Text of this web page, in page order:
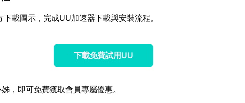
載圖示，完成UU加速器下載與安裝流程。
下載免費試用UU
，即可免費獲取會員專屬優惠。